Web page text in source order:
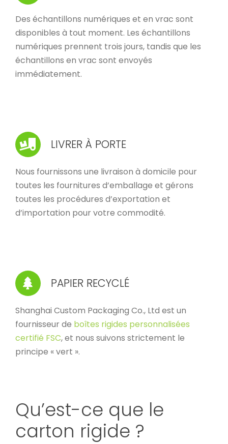
Des échantillons numériques et en vrac sont
disponibles à tout moment. Les échantillons
numériques prennent trois jours, tandis que les
échantillons en vrac sont envoyés
immédiatement.
LIVRER À PORTE
Nous fournissons une livraison à domicile pour
toutes les fournitures d’emballage et gérons
toutes les procédures d’exportation et
d’importation pour votre commodité.
PAPIER RECYCLÉ
Shanghai Custom Packaging Co., Ltd est un
fournisseur de boîtes rigides personnalisées
certifié FSC, et nous suivons strictement le
principe « vert ».
Qu’est-ce que le
carton rigide ?